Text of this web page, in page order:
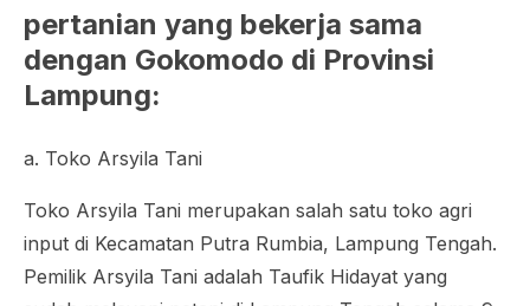
pertanian yang bekerja sama
dengan Gokomodo di Provinsi
Lampung:
a. Toko Arsyila Tani
Toko Arsyila Tani merupakan salah satu toko agri
input di Kecamatan Putra Rumbia, Lampung Tengah.
Pemilik Arsyila Tani adalah Taufik Hidayat yang